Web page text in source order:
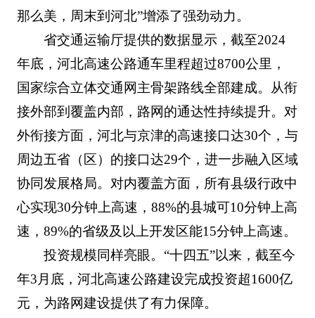
那么美，周末到河北”增添了强劲动力。
省交通运输厅提供的数据显示，截至2024
年底，河北高速公路通车里程超过8700公里，
国家综合立体交通网主骨架路线全部建成。从衔
接外部到覆盖内部，路网的通达性持续提升。对
外衔接方面，河北与京津的高速接口达30个，与
周边五省（区）的接口达29个，进一步融入区域
协同发展格局。对内覆盖方面，所有县级行政中
心实现30分钟上高速，88%的县城可10分钟上高
速，89%的省级及以上开发区能15分钟上高速。
投资规模同样亮眼。“十四五”以来，截至今
年3月底，河北高速公路建设完成投资超1600亿
元，为路网建设提供了有力保障。